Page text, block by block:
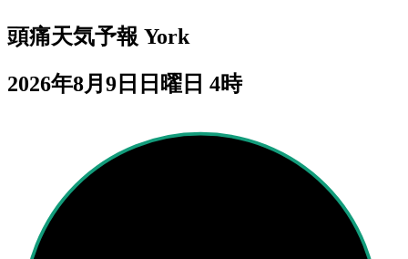
頭痛天気予報 York
2026年8月9日日曜日 4時